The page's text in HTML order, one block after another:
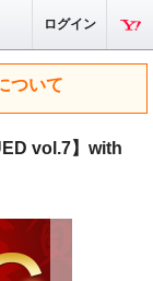
ログイン
ついて
vol.7】with